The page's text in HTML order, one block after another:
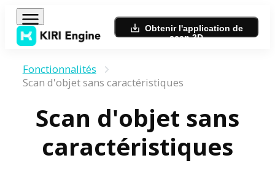
Obtenir l'application de
scan 3D
Fonctionnalités
Scan d'objet sans caractéristiques
Scan d'objet sans
caractéristiques